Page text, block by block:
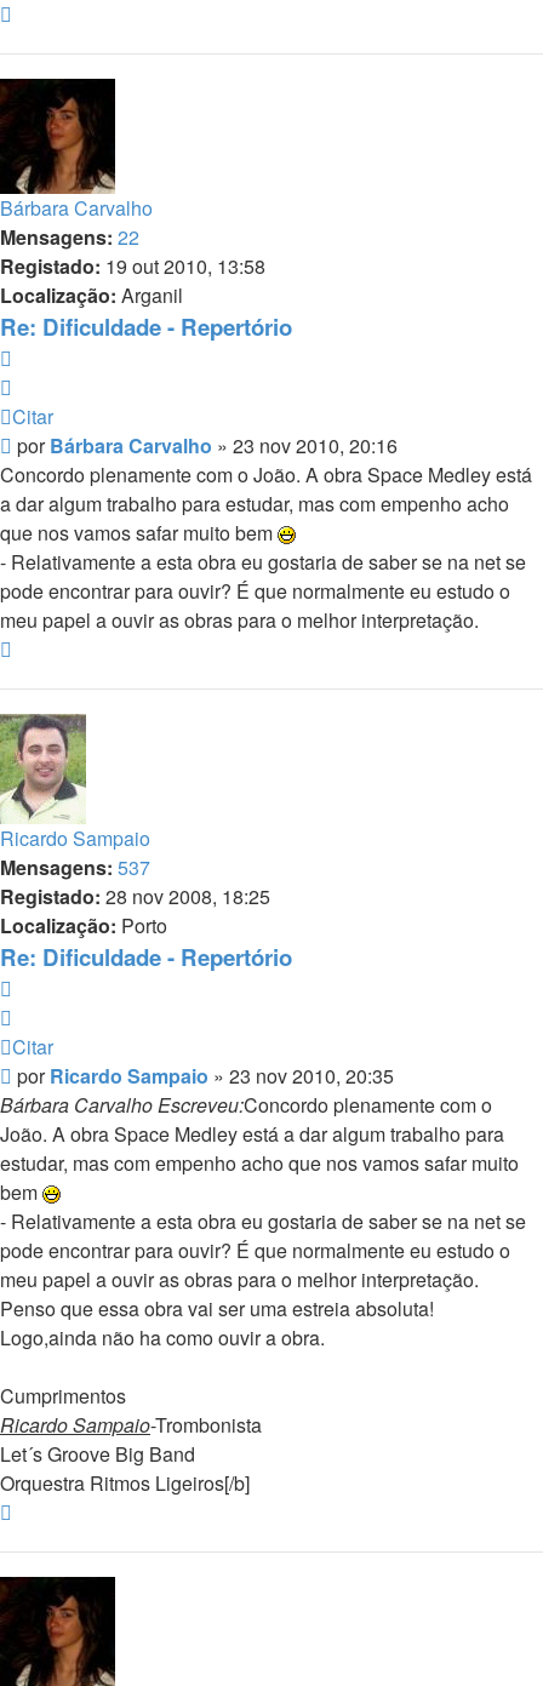
Bárbara Carvalho
Mensagens: 22
Registado: 19 out 2010, 13:58
Localização: Arganil
Re: Dificuldade - Repertório
Citar
Mensagem
porBárbara Carvalho » 23 nov 2010, 20:16
Concordo plenamente com o João. A obra Space Medley está
a dar algum trabalho para estudar, mas com empenho acho
que nos vamos safar muito bem
- Relativamente a esta obra eu gostaria de saber se na net se
pode encontrar para ouvir? É que normalmente eu estudo o
meu papel a ouvir as obras para o melhor interpretação.
Ricardo Sampaio
Mensagens: 537
Registado: 28 nov 2008, 18:25
Localização: Porto
Re: Dificuldade - Repertório
Citar
Mensagem
porRicardo Sampaio » 23 nov 2010, 20:35
Bárbara Carvalho Escreveu:Concordo plenamente com o
João. A obra Space Medley está a dar algum trabalho para
estudar, mas com empenho acho que nos vamos safar muito
bem
- Relativamente a esta obra eu gostaria de saber se na net se
pode encontrar para ouvir? É que normalmente eu estudo o
meu papel a ouvir as obras para o melhor interpretação.
Penso que essa obra vai ser uma estreia absoluta!
Logo,ainda não ha como ouvir a obra.
Cumprimentos
Ricardo Sampaio-Trombonista
Let´s Groove Big Band
Orquestra Ritmos Ligeiros[/b]